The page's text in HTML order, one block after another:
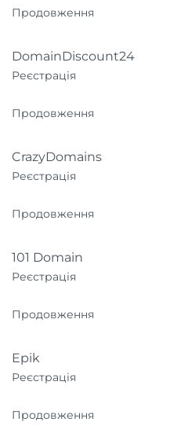
Продовження
DomainDiscount24
Реєстрація
Продовження
CrazyDomains
Реєстрація
Продовження
101 Domain
Реєстрація
Продовження
Epik
Реєстрація
Продовження